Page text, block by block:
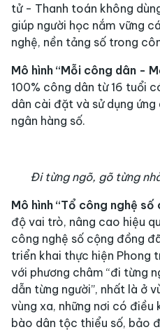
tử - Thanh toán không
giúp người học nắm vững
nghệ, nền tảng số trong
Mô hình “Mỗi công dân -
100% công dân từ 16 tuổi
dân cài đặt và sử dụng ứng
ngân hàng số.
Đi từng ngõ, gõ từng
Mô hình “Tổ công nghệ số
độ vai trò, nâng cao hiệu
công nghệ số cộng đồng
triển khai thực hiện Phong
với phương châm “đi từng
dẫn từng người”, nhất là ở
vùng xa, những nơi có điều
bào dân tộc thiểu số, bảo